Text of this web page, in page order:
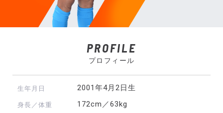
PROFILE
プロフィール
生年月日 2001年4月2日生
身長／体重 172cm／63kg